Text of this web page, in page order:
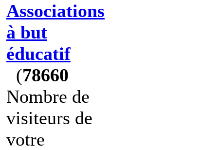
Associations
à but
éducatif
(78660
Nombre de
visiteurs de
votre